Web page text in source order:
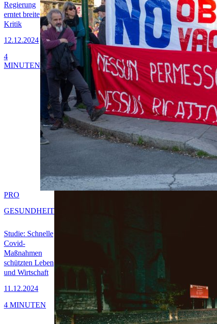
Regierung
erntet breite
Kritik
12.12.2024
4
MINUTEN
Studie: Schnelle
Covid-
Maßnahmen
schützten Leben
und Wirtschaft
11.12.2024
PRO
GESUNDHEIT
4 MINUTEN